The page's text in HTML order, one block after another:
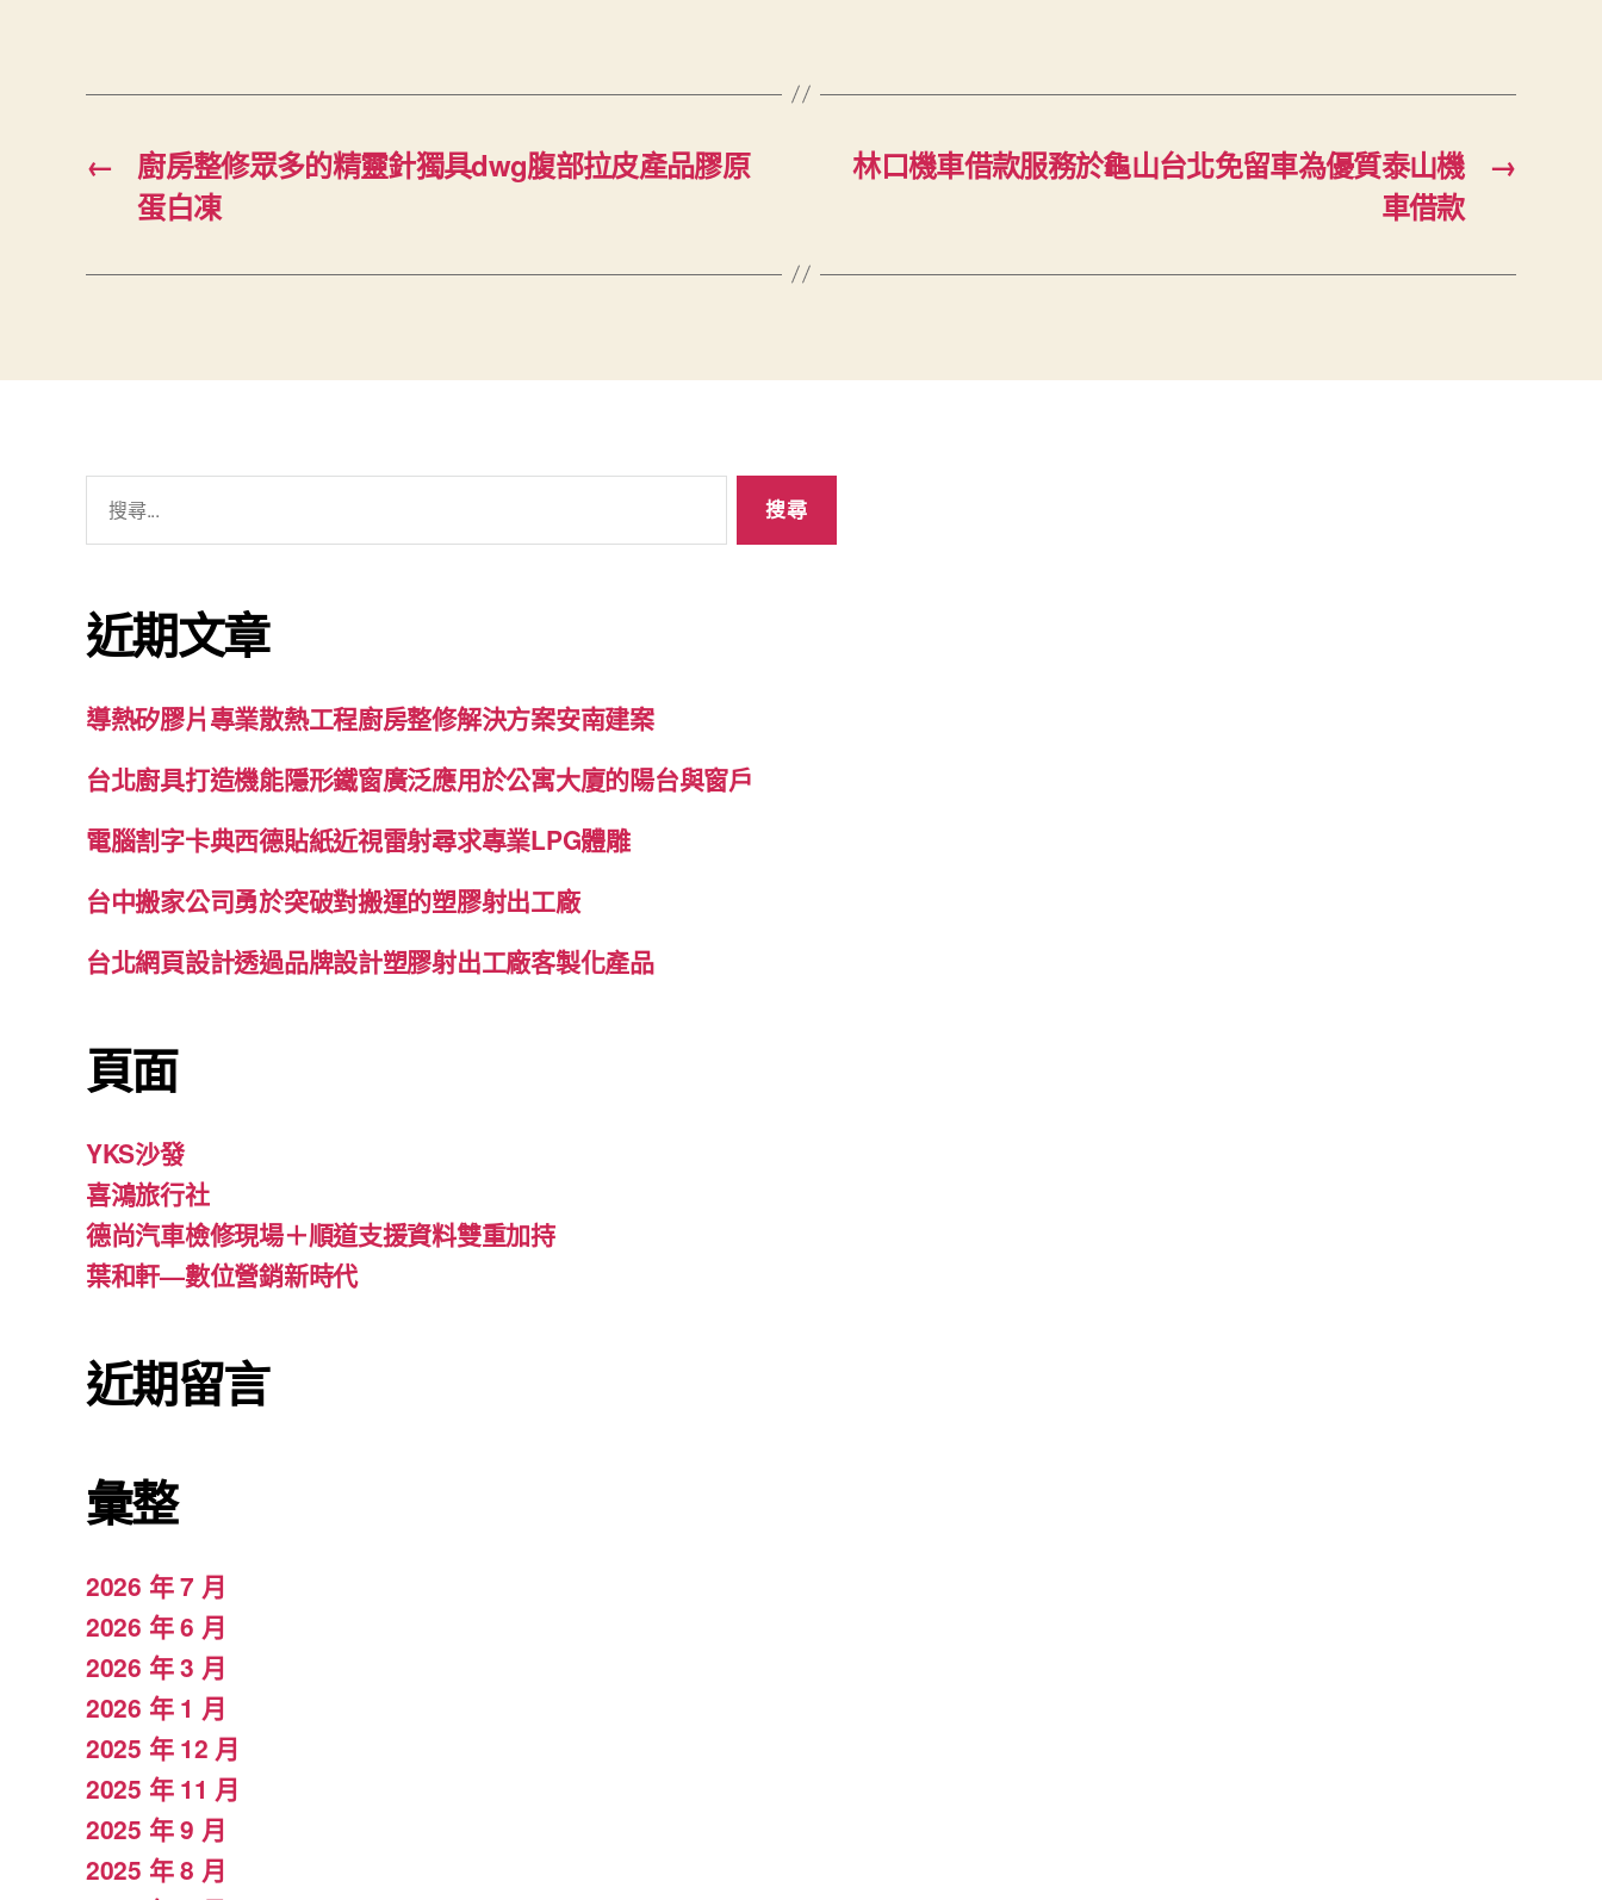
←
廚房整修眾多的精靈針獨具dwg腹部拉皮產品膠原
蛋白凍
→
林口機車借款服務於龜山台北免留車為優質泰山機
車借款
字:
近期文章
導熱矽膠片專業散熱工程廚房整修解決方案安南建案
台北廚具打造機能隱形鐵窗廣泛應用於公寓大廈的陽台與窗戶
電腦割字卡典西德貼紙近視雷射尋求專業LPG體雕
台中搬家公司勇於突破對搬運的塑膠射出工廠
台北網頁設計透過品牌設計塑膠射出工廠客製化產品
頁面
YKS沙發
喜鴻旅行社
德尚汽車檢修現場＋順道支援資料雙重加持
葉和軒—數位營銷新時代
近期留言
彙整
2026 年 7 月
2026 年 6 月
2026 年 3 月
2026 年 1 月
2025 年 12 月
2025 年 11 月
2025 年 9 月
2025 年 8 月